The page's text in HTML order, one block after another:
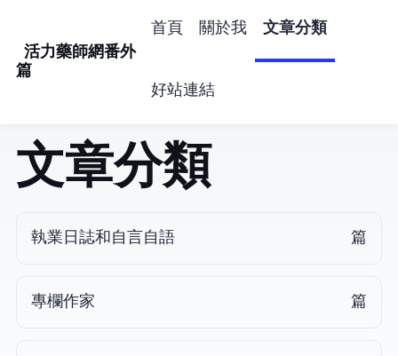
活力藥師網番外
篇
首頁 關於我 文章分類
好站連結
文章分類
執業日誌和自言自語 126 篇
專欄作家 48 篇